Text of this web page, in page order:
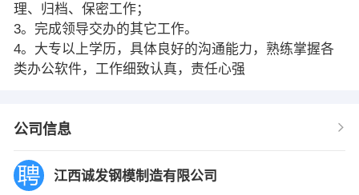
理、归档、保密工作；
3。完成领导交办的其它工作。
4。大专以上学历，具体良好的沟通能力，熟练掌握各
类办公软件，工作细致认真，责任心强
公司信息
江西诚发钢模制造有限公司